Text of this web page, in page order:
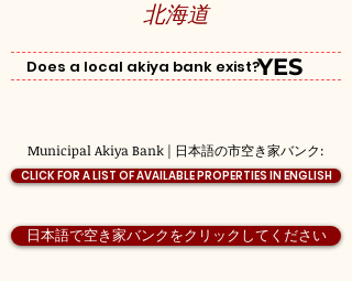
北海道
日本語で空き家バンクをクリックしてください
Does a local akiya bank exist?
Municipal Akiya Bank | 日本語の市空き家バンク:
CLICK FOR A LIST OF AVAILABLE PROPERTIES IN ENGLISH
YES